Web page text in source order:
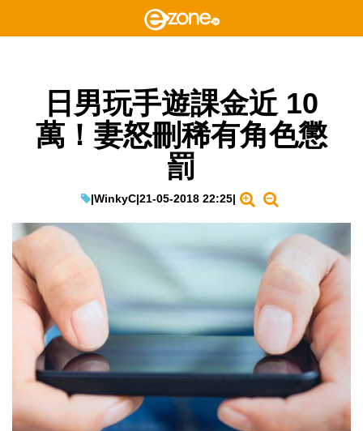
日男玩手遊課金近 10
萬！妻怒刪稀有角色懲
罰
|WinkyC|21-05-2018 22:25|